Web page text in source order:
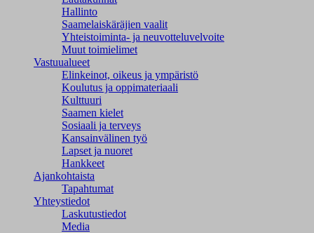
Hallinto
Saamelaiskäräjien vaalit
Yhteistoiminta- ja neuvotteluvelvoite
Muut toimielimet
Vastuualueet
Elinkeinot, oikeus ja ympäristö
Koulutus ja oppimateriaali
Kulttuuri
Saamen kielet
Sosiaali ja terveys
Kansainvälinen työ
Lapset ja nuoret
Hankkeet
Ajankohtaista
Tapahtumat
Yhteystiedot
Laskutustiedot
Media